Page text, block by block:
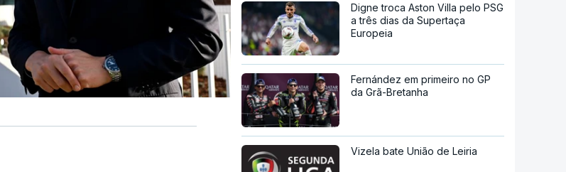
Digne troca Aston Villa pelo PSG
a três dias da Supertaça
Europeia
Fernández em primeiro no GP
da Grã-Bretanha
Vizela bate União de Leiria